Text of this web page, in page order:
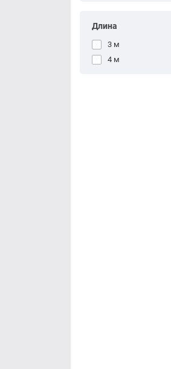
Длина
3 м
4 м